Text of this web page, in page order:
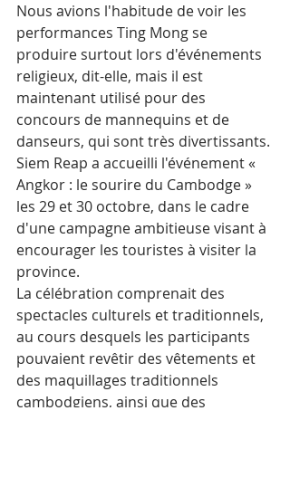
Nous avions l'habitude de voir les
performances Ting Mong se
produire surtout lors d'événements
religieux, dit-elle, mais il est
maintenant utilisé pour des
concours de mannequins et de
danseurs, qui sont très divertissants.
Siem Reap a accueilli l'événement «
Angkor : le sourire du Cambodge »
les 29 et 30 octobre, dans le cadre
d'une campagne ambitieuse visant à
encourager les touristes à visiter la
province.
La célébration comprenait des
spectacles culturels et traditionnels,
au cours desquels les participants
pouvaient revêtir des vêtements et
des maquillages traditionnels
cambodgiens, ainsi que des